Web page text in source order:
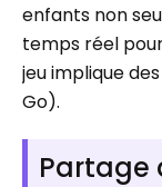
enfants non
temps réel
jeu implique
Go).
Partage